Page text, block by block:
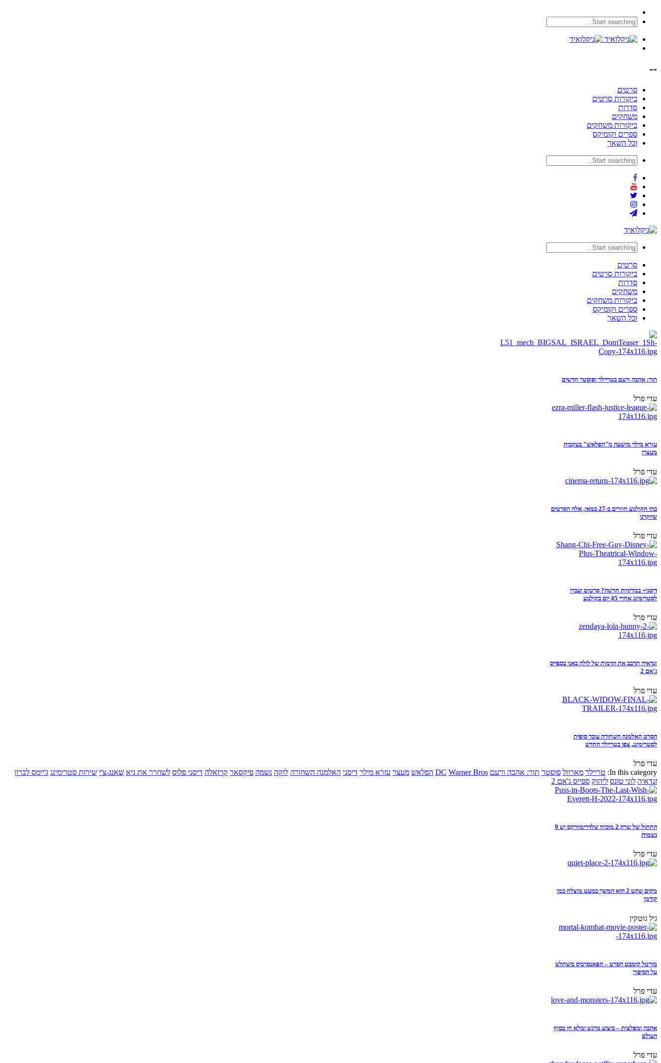
--
סרטים
ביקורות סרטים
סדרות
משחקים
ביקורות משחקים
ספרים וקומיקס
וכל השאר
סרטים
ביקורות סרטים
סדרות
משחקים
ביקורות משחקים
ספרים וקומיקס
וכל השאר
תור: אהבה ורעם בטריילר ופוסטר חדשים
עדי פרל
עזרא מילר מושעה מ"הפלאש" בעקבות
מעצרו
עדי פרל
בתי הקולנוע חוזרים ב-27 במאי, אלה הסרטים
שיוקרנו
עדי פרל
דיסני+ במדיניות חדשה? סרטים יעברו
לסטרימינג אחרי 45 יום בקולנוע
עדי פרל
זנדאיה תדבב את הדמות של לולה באני בספייס
ג'אם 2
עדי פרל
הסרט האלמנה השחורה עובר סופית
לסטרימינג, צפו בטריילר החדש
עדי פרל
In this category: טריילר מארוול פוסטר תור: אהבה ורעם DC Warner Bros הפלאש מעצר עזרא מילר דיסני האלמנה השחורה לוקה נשמה פיקסאר קרואלה דיסני פלוס לשחרר את גיא שאנג-צ'י שירות סטרימינג ג'יימס לברון
זנדאיה לוני טונס ליהוק ספייס ג'אם 2
החתול של שרק 2 מוכיח שלדרימוורקס יש 9
נשמות
עדי פרל
מקום שקט 2 הוא המשך כמעט מוצלח כמו
קודמו
גיל גוטקין
מורטל קומבט הסרט – הפאנסרביס משתלט
על הסיפור
עדי פרל
אהבה ומפלצות – ביצוע מרגש ומלא חן בסוף
העולם
עדי פרל